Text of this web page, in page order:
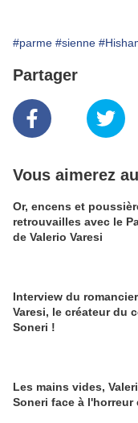
#parme #sienne
Partager
Vous aimerez
Or, encens et
retrouvailles avec le
de Valerio Varesi
Interview du
Varesi, le créateur du
Soneri !
Les mains vides,
Soneri face à l'horreur